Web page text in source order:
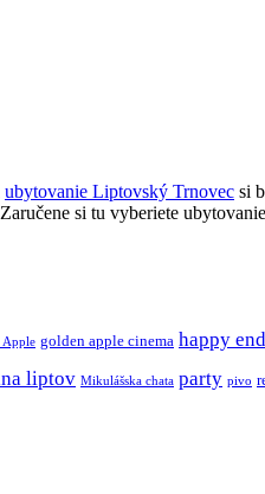
ubytovanie Liptovský Trnovec si
si tu vyberiete
Apple golden apple cinema happy end
liptov Mikulášska chata party pivo